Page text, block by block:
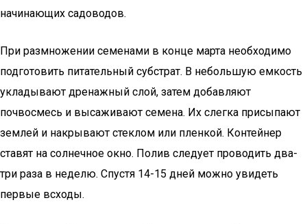
начинающих садоводов.
При размножении семенами в конце марта необходимо
подготовить питательный субстрат. В небольшую емкость
укладывают дренажный слой, затем добавляют
почвосмесь и высаживают семена. Их слегка присыпают
землей и накрывают стеклом или пленкой. Контейнер
ставят на солнечное окно. Полив следует проводить два-
три раза в неделю. Спустя 14-15 дней можно увидеть
первые всходы.